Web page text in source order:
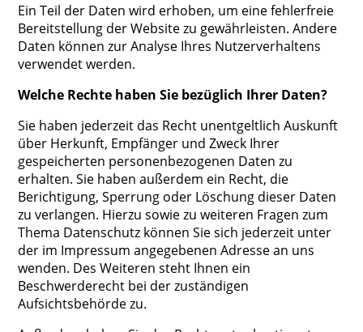
Ein Teil der Daten wird erhoben, um eine fehlerfreie
Bereitstellung der Website zu gewährleisten. Andere
Daten können zur Analyse Ihres Nutzerverhaltens
verwendet werden.
Welche Rechte haben Sie bezüglich Ihrer Daten?
Sie haben jederzeit das Recht unentgeltlich Auskunft
über Herkunft, Empfänger und Zweck Ihrer
gespeicherten personenbezogenen Daten zu
erhalten. Sie haben außerdem ein Recht, die
Berichtigung, Sperrung oder Löschung dieser Daten
zu verlangen. Hierzu sowie zu weiteren Fragen zum
Thema Datenschutz können Sie sich jederzeit unter
der im Impressum angegebenen Adresse an uns
wenden. Des Weiteren steht Ihnen ein
Beschwerderecht bei der zuständigen
Aufsichtsbehörde zu.